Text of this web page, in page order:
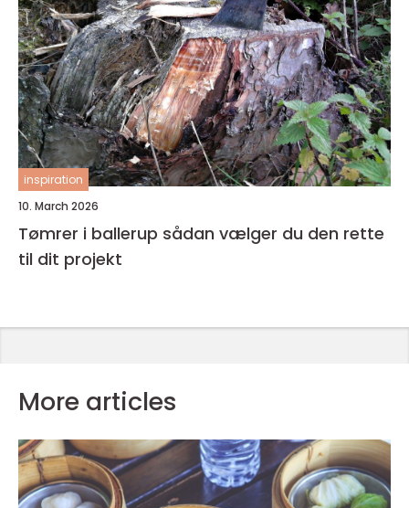
inspiration
10. March 2026
Tømrer i ballerup sådan vælger du den rette
til dit projekt
More articles